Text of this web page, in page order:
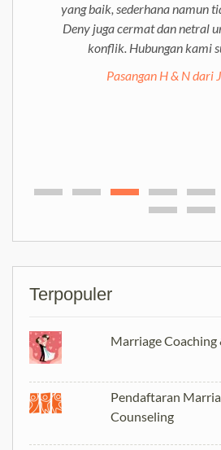
yang baik, sederhana namun
Deny juga cermat dan netral
konflik. Hubungan kami
Pasangan H & N dari
Terpopuler
Marriage Coaching
Pendaftaran
Counseling